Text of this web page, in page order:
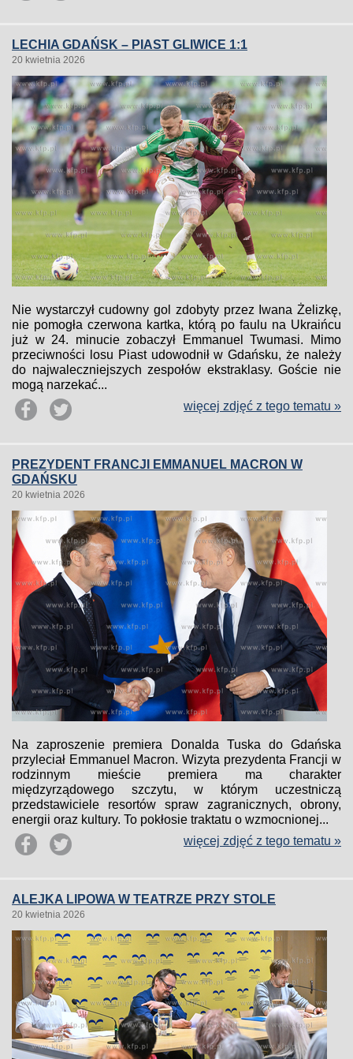
LECHIA GDAŃSK – PIAST GLIWICE 1:1
20 kwietnia 2026
Nie wystarczył cudowny gol zdobyty przez Iwana Żelizkę,
nie pomogła czerwona kartka, którą po faulu na Ukraińcu
już w 24. minucie zobaczył Emmanuel Twumasi. Mimo
przeciwności losu Piast udowodnił w Gdańsku, że należy
do najwaleczniejszych zespołów ekstraklasy. Goście nie
mogą narzekać...
więcej zdjęć z tego tematu »
PREZYDENT FRANCJI EMMANUEL MACRON W
GDAŃSKU
20 kwietnia 2026
Na zaproszenie premiera Donalda Tuska do Gdańska
przyleciał Emmanuel Macron. Wizyta prezydenta Francji w
rodzinnym mieście premiera ma charakter
międzyrządowego szczytu, w którym uczestniczą
przedstawiciele resortów spraw zagranicznych, obrony,
energii oraz kultury. To pokłosie traktatu o wzmocnionej...
więcej zdjęć z tego tematu »
ALEJKA LIPOWA W TEATRZE PRZY STOLE
20 kwietnia 2026